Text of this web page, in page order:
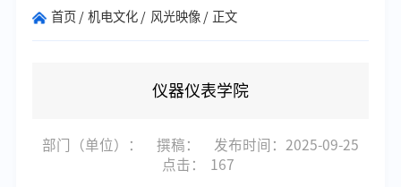
首页 机电文化 风光映像 正文
仪器仪表学院
部门（单位）： 撰稿：
发布时间：2025-09-25
点击：
167